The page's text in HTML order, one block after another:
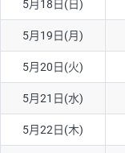
5月18日(日)
5月19日(月)
5月20日(火)
5月21日(水)
5月22日(木)